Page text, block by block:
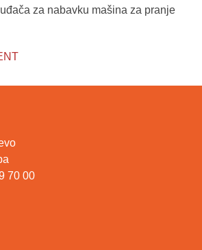
za nabavku mašina za pranje
70 00